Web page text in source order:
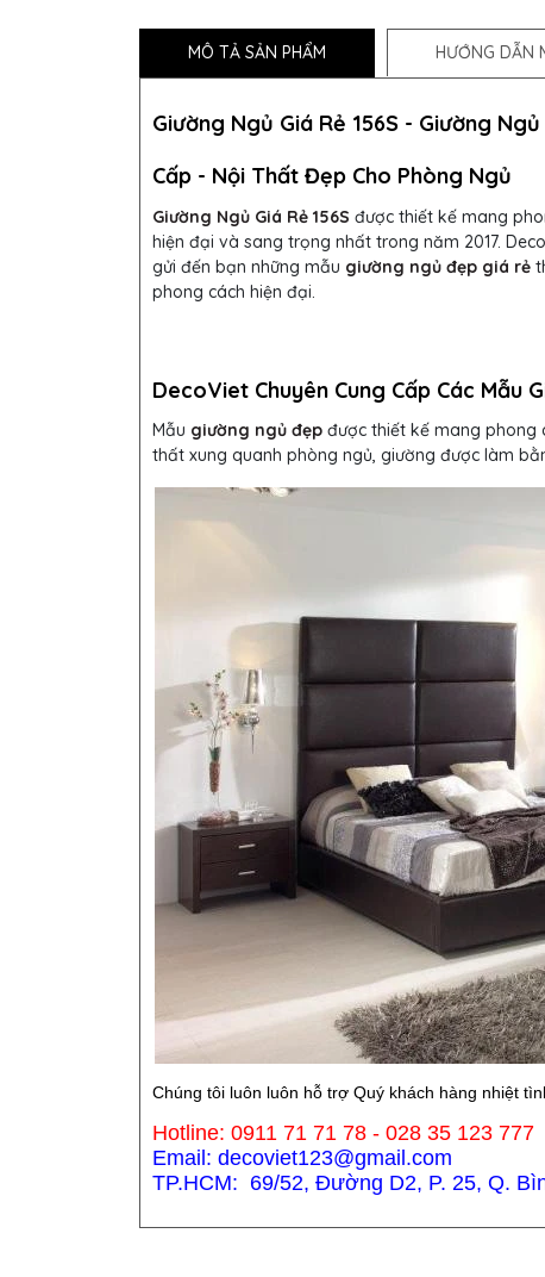
MÔ TẢ SẢN PHẨM HƯỚNG DẪN
Giường Ngủ Giá Rẻ 156S - Giường Ngủ
Cấp - Nội Thất Đẹp Cho Phòng Ngủ
Giường Ngủ Giá Rẻ 156S được thiết kế mang
hiện đại và sang trọng nhất trong năm 2017.
gửi đến bạn những mẫu giường ngủ đẹp giá rẻ
phong cách hiện đại.
DecoViet Chuyên Cung Cấp Các Mẫu
Mẫu giường ngủ đẹp được thiết kế mang phong
thất xung quanh phòng ngủ, giường được làm
Chúng tôi luôn luôn hỗ trợ Quý khách hàng nhiệt
Hotline: 0911 71 71 78 - 028 35 123 777
Email: decoviet123@gmail.com
TP.HCM: 69/52, Đường D2, P. 25, Q.